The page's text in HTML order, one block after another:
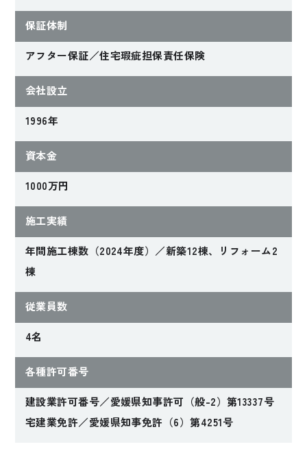
保証体制
アフター保証／住宅瑕疵担保責任保険
会社設立
1996年
資本金
1000万円
施工実績
年間施工棟数（2024年度）／新築12棟、リフォーム2
棟
従業員数
4名
各種許可番号
建設業許可番号／愛媛県知事許可（般-2）第13337号
宅建業免許／愛媛県知事免許（6）第4251号